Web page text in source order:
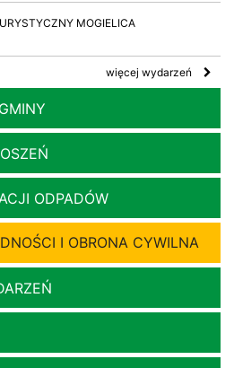
MOGIELICA
więcej wydarzeń
ODPADÓW
I OBRONA CYWILNA